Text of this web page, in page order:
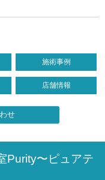
施術事例
店舗情報
せ
Purity〜ピュアテ